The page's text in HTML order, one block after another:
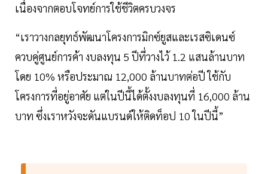
เนื่องจากตอบโจทย์การใช้ชีวิตครบวงจร
“เราวางกลยุทธ์พัฒนาโครงการมิกซ์ยูสและเรสซิเดนซ์
ควบคู่ศูนย์การค้า งบลงทุน 5 ปีที่วางไว้ 1.2 แสนล้านบาท
โดย 10% หรือประมาณ 12,000 ล้านบาทต่อปี ใช้กับ
โครงการที่อยู่อาศัย แต่ในปีนี้ได้ตั้งงบลงทุนที่ 16,000 ล้าน
บาท ซึ่งเราหวังจะดันแบรนด์ให้ติดท็อป 10 ในปีนี้”